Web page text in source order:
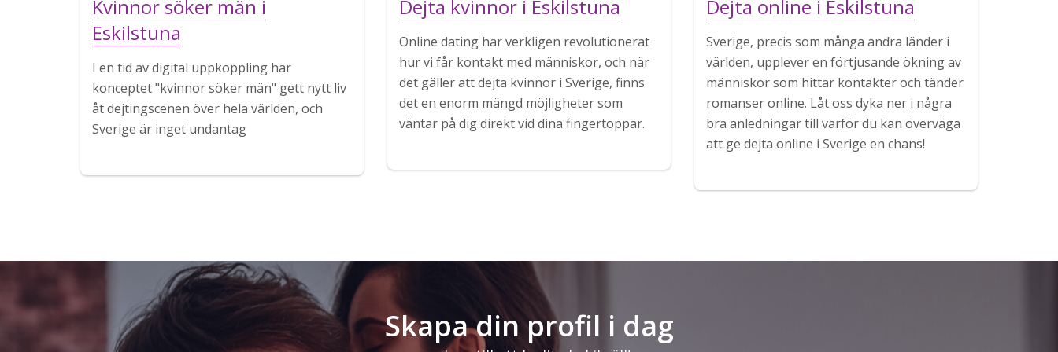
Kvinnor söker män i
Eskilstuna
I en tid av digital uppkoppling har
konceptet "kvinnor söker män" gett nytt liv
åt dejtingscenen över hela världen, och
Sverige är inget undantag
Dejta kvinnor i Eskilstuna
Online dating har verkligen revolutionerat
hur vi får kontakt med människor, och när
det gäller att dejta kvinnor i Sverige, finns
det en enorm mängd möjligheter som
väntar på dig direkt vid dina fingertoppar.
Dejta online i Eskilstuna
Sverige, precis som många andra länder i
världen, upplever en förtjusande ökning av
människor som hittar kontakter och tänder
romanser online. Låt oss dyka ner i några
bra anledningar till varför du kan överväga
att ge dejta online i Sverige en chans!
Skapa din profil i dag